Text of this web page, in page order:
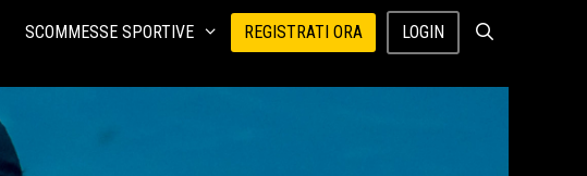
SCOMMESSE SPORTIVE REGISTRATI ORA LOGIN